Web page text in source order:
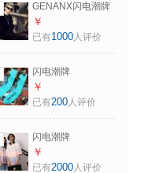
版】请参考尺码或
客服
GENANX闪电潮牌
夏季男士圆领纯色t
恤男衣多穿百搭宽
版】请参考尺码或
客服
￥
已有1000人评价
闪电潮牌
（GENANX）中长
袜子男街头嘻哈英
￥
已有200人评价
闪电潮牌
（GENANX）五分
袖潮男太空棉渐变
￥
已有2000人评价